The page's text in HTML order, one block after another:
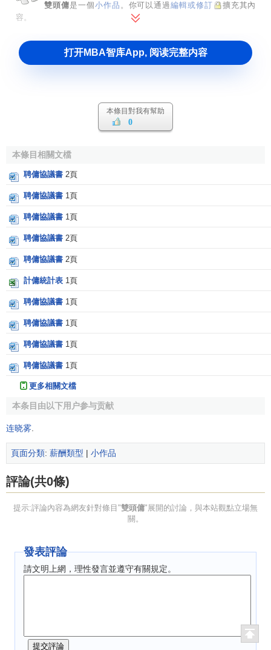
雙頭傭是一個小作品 。你可以通過編輯或修訂
擴充其內
容。
打开MBA智库App, 阅读完整内容
本條目對我有幫助
0
本條目相關文檔
聘傭協議書 2頁
聘傭協議書 1頁
聘傭協議書 1頁
聘傭協議書 2頁
聘傭協議書 2頁
計傭統計表 1頁
聘傭協議書 1頁
聘傭協議書 1頁
聘傭協議書 1頁
聘傭協議書 1頁
更多相關文檔
本条目由以下用户参与贡献
连晓雾
頁面分類: 薪酬類型 | 小作品
評論(共0條)
提示:評論內容為網友針對條目"雙頭傭"展開的討論，與本站觀點立場無
關。
發表評論
請文明上網，理性發言並遵守有關規定。